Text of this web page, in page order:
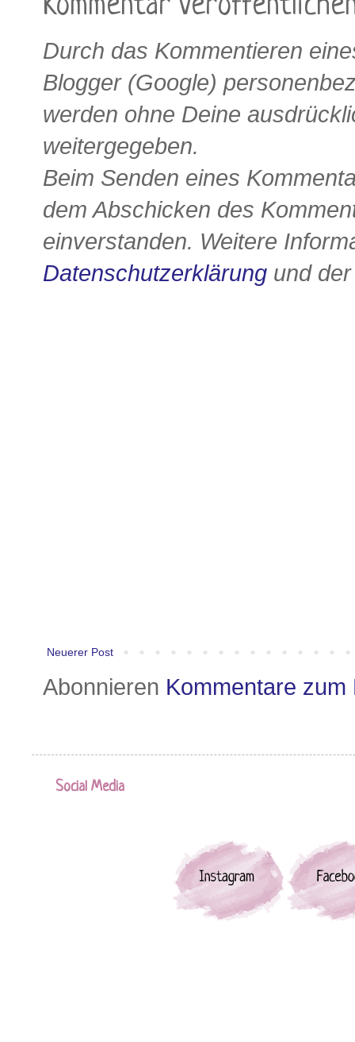
Durch das Kommentieren
Blogger (Google)
werden ohne Deine
weitergegeben.
Beim Senden eines
dem Abschicken des
einverstanden. Weitere
Datenschutzerklärung und
Neuerer Post
Abonnieren Kommentare zum
Social Media